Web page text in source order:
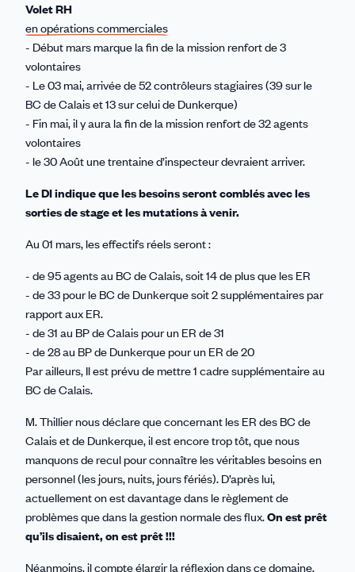
Volet RH
en opérations commerciales
- Début mars marque la fin de la mission renfort de 3
volontaires
- Le 03 mai, arrivée de 52 contrôleurs stagiaires (39 sur le
BC de Calais et 13 sur celui de Dunkerque)
- Fin mai, il y aura la fin de la mission renfort de 32 agents
volontaires
- le 30 Août une trentaine d’inspecteur devraient arriver.
Le DI indique que les besoins seront comblés avec les
sorties de stage et les mutations à venir.
Au 01 mars, les effectifs réels seront :
- de 95 agents au BC de Calais, soit 14 de plus que les ER
- de 33 pour le BC de Dunkerque soit 2 supplémentaires par
rapport aux ER.
- de 31 au BP de Calais pour un ER de 31
- de 28 au BP de Dunkerque pour un ER de 20
Par ailleurs, Il est prévu de mettre 1 cadre supplémentaire au
BC de Calais.
M. Thillier nous déclare que concernant les ER des BC de
Calais et de Dunkerque, il est encore trop tôt, que nous
manquons de recul pour connaître les véritables besoins en
personnel (les jours, nuits, jours fériés). D’après lui,
actuellement on est davantage dans le règlement de
problèmes que dans la gestion normale des flux.On est prêt
qu’ils disaient, on est prêt !!!
Néanmoins, il compte élargir la réflexion dans ce domaine,